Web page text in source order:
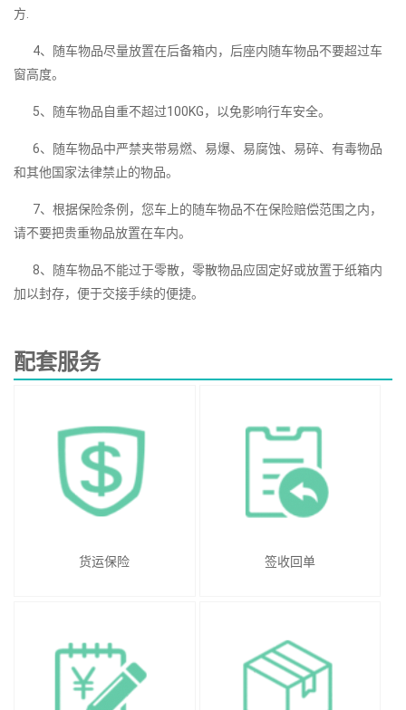
方.
4、随车物品尽量放置在后备箱内，后座内随车物品不要超过车
窗高度。
5、随车物品自重不超过100KG，以免影响行车安全。
6、随车物品中严禁夹带易燃、易爆、易腐蚀、易碎、有毒物品
和其他国家法律禁止的物品。
7、根据保险条例，您车上的随车物品不在保险赔偿范围之内，
请不要把贵重物品放置在车内。
8、随车物品不能过于零散，零散物品应固定好或放置于纸箱内
加以封存，便于交接手续的便捷。
配套服务
货运保险 签收回单